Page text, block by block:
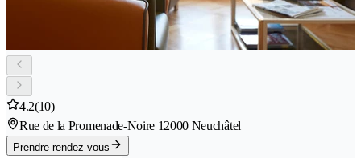
4.2(10)
Rue de la Promenade-Noire 12000 Neuchâtel
Prendre rendez-vous